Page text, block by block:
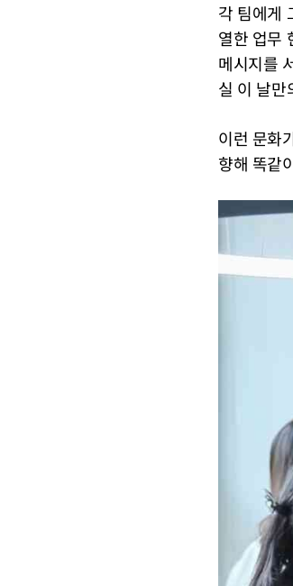
각 팀에게
열한 업무
메시지를
실 이 날만
이런 문화
향해 똑같